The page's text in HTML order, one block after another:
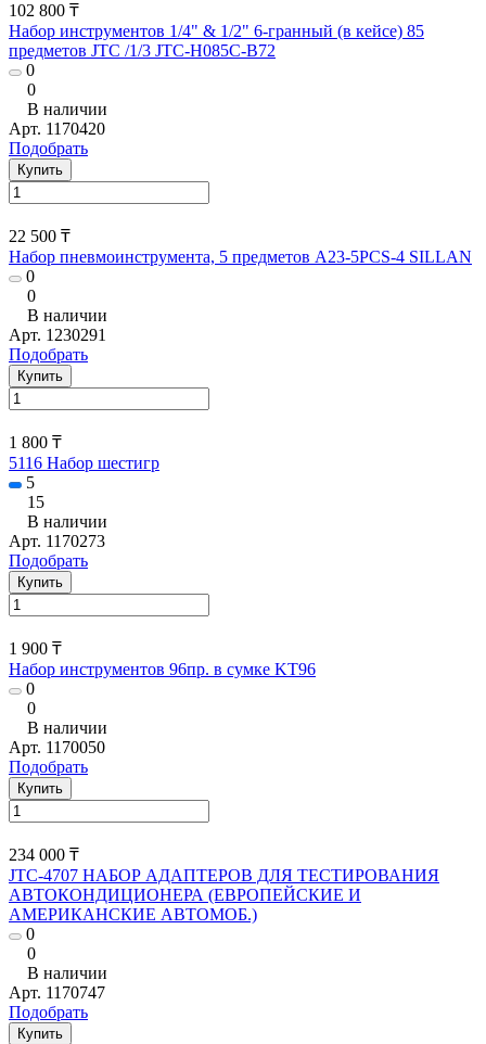
102 800 ₸
Набор инструментов 1/4" & 1/2" 6-гранный (в кейсе) 85
предметов JTC /1/3 JTC-H085C-B72
0
0
В наличии
Арт. 1170420
Подобрать
Купить
22 500 ₸
Набор пневмоинструмента, 5 предметов A23-5PCS-4 SILLAN
0
0
В наличии
Арт. 1230291
Подобрать
Купить
1 800 ₸
5116 Набор шестигр
5
15
В наличии
Арт. 1170273
Подобрать
Купить
1 900 ₸
Набор инструментов 96пр. в сумке KT96
0
0
В наличии
Арт. 1170050
Подобрать
Купить
234 000 ₸
JTC-4707 НАБОР АДАПТЕРОВ ДЛЯ ТЕСТИРОВАНИЯ
АВТОКОНДИЦИОНЕРА (ЕВРОПЕЙСКИЕ И
АМЕРИКАНСКИЕ АВТОМОБ.)
0
0
В наличии
Арт. 1170747
Подобрать
Купить